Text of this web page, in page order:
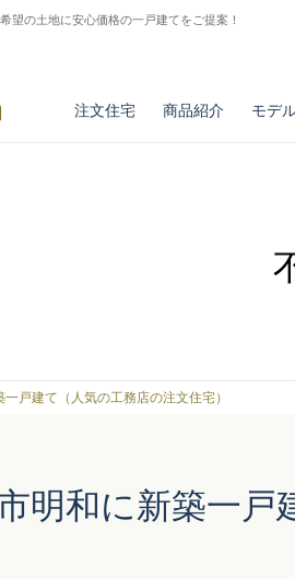
望の土地に安心価格の一戸建てをご提案！
注文住宅
ん土地探し 正しい家づくりの流れ
商品紹介
ト
モデ
戸建て 中古マンション
ー様専用アプリ
メンテナンスお問い
せ
戸建て（人気の工務店の注文住宅）
明和に新築一戸